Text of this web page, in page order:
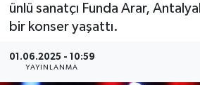
ünlü sanatçı Funda Arar,
bir konser yaşattı.
01.06.2025 - 10:59
YAYINLANMA
Haber Kuşakları
Haberler